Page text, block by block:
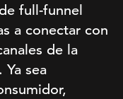
full-funnel
a conectar con
de la
sea